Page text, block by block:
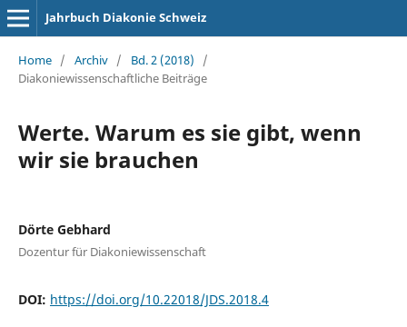
Jahrbuch Diakonie Schweiz
Home / Archiv / Bd. 2 (2018)
/
Diakoniewissenschaftliche Beiträge
Werte. Warum es sie gibt, wenn
wir sie brauchen
Dörte Gebhard
Dozentur für Diakoniewissenschaft
DOI: https://doi.org/10.22018/JDS.2018.4